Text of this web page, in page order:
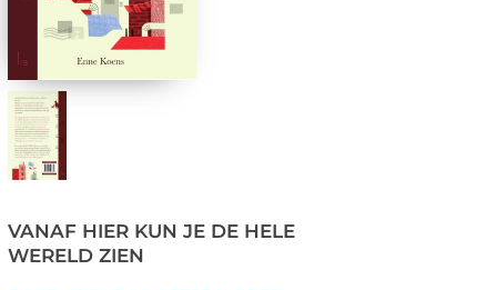
VANAF HIER KUN JE DE HELE
WERELD ZIEN